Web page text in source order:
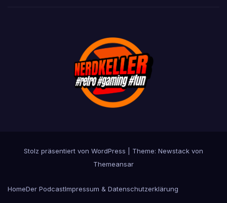
Stolz präsentiert von WordPress Theme: Newstack von
Themeansar
HomeDer PodcastImpressum & Datenschutzerklärung